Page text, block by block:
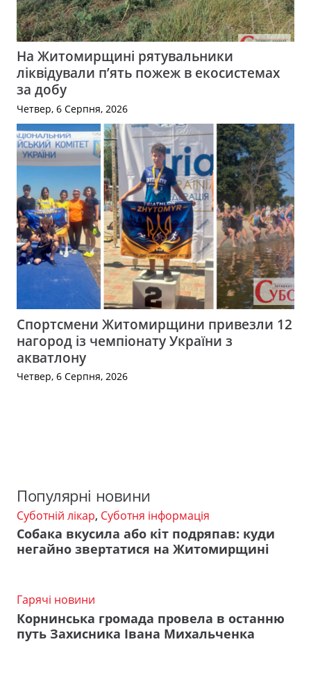
На Житомирщині рятувальники
ліквідували п’ять пожеж в екосистемах
за добу
Четвер, 6 Серпня, 2026
Спортсмени Житомирщини привезли 12
нагород із чемпіонату України з
акватлону
Четвер, 6 Серпня, 2026
Популярні новини
Суботній лікар, Суботня інформація
Собака вкусила або кіт подряпав: куди
негайно звертатися на Житомирщині
Гарячі новини
Корнинська громада провела в останню
путь Захисника Івана Михальченка